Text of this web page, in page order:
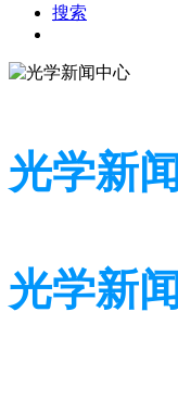
搜索
光学新
光学新